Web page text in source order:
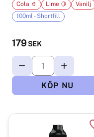
179 SEK
Cola 🥤 Lime 🍋
Vanilj
100ml - Shortfill